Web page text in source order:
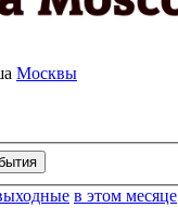
Москвы
в этом месяце